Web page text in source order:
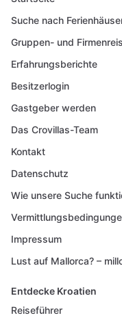
Suche nach
Gruppen- und
Erfahrungsberichte
Besitzerlogin
Gastgeber werden
Das Crovillas-Team
Kontakt
Datenschutz
Wie unsere Suche
Impressum
Lust auf Mallorca? –
Entdecke Kroatien
Reiseführer